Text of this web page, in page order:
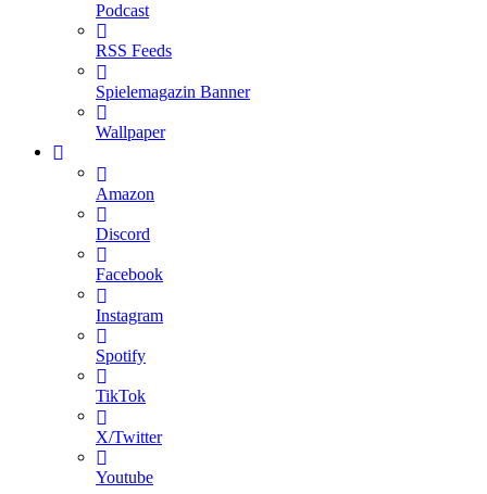
Podcast
RSS Feeds
Spielemagazin Banner
Wallpaper
Amazon
Discord
Facebook
Instagram
Spotify
TikTok
X/Twitter
Youtube